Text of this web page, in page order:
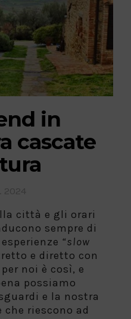
in
cascate
città e gli orari
sempre di
“slow
e diretto con
noi è così, e
possiamo
e la nostra
che riescono ad